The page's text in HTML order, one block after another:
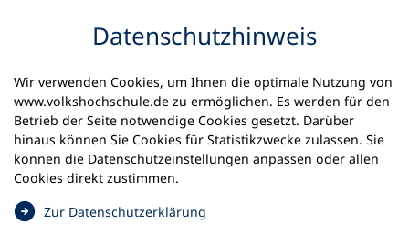
Datenschutz­hinweis
Wir verwenden Cookies, um Ihnen die optimale Nutzung von
www.volkshochschule.de zu ermöglichen. Es werden für den
Betrieb der Seite notwendige Cookies gesetzt. Darüber
hinaus können Sie Cookies für Statistikzwecke zulassen. Sie
können die Datenschutz­einstellungen anpassen oder allen
Cookies direkt zustimmen.
Zur Datenschutz­erklärung
Ukraine: Erwachsenenbildung unterstützt Wiederaufbau
des Landes
08.07.2024
Ukraine: Erwachsenenbildung